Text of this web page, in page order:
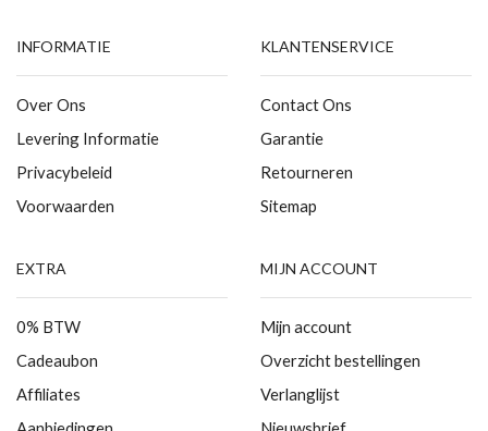
INFORMATIE
Over Ons
Levering Informatie
Privacybeleid
Voorwaarden
KLANTENSERVICE
Contact Ons
Garantie
Retourneren
Sitemap
EXTRA
0% BTW
Cadeaubon
Affiliates
MIJN ACCOUNT
Mijn account
Overzicht bestellingen
Verlanglijst